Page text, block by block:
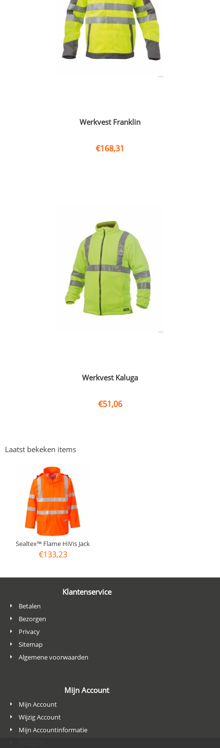
Werkvest Franklin
€168,31
Werkvest Kaluga
€51,06
Laatst bekeken items
Sealtex™ Flame HiVis Jack
€133,23
Klantenservice
Betalen
Bezorgen
Privacy
Sitemap
Algemene voorwaarden
Mijn Account
Mijn Account
Wijzig Account
Mijn Accountinformatie